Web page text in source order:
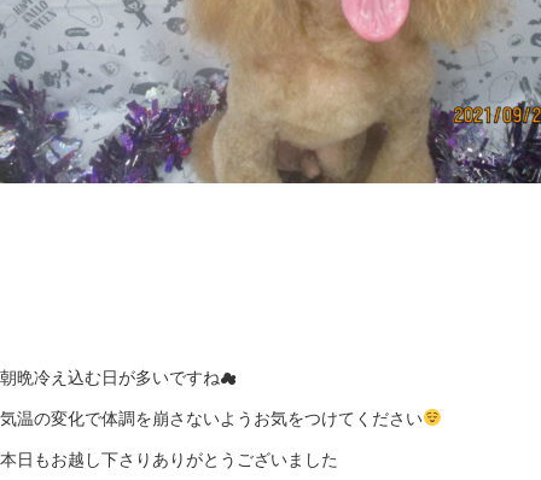
ト
サ
ロ
ン・
ホ
テ
ル
朝晩冷え込む日が多いですね☁
気温の変化で体調を崩さないようお気をつけてください
本日もお越し下さりありがとうございました